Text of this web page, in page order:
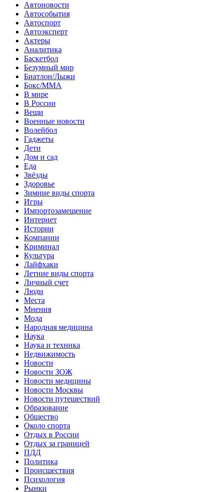
Автоновости
Автособытия
Автоспорт
Автоэксперт
Актеры
Аналитика
Баскетбол
Безумный мир
Биатлон/Лыжи
Бокс/MMA
В мире
В России
Вещи
Военные новости
Волейбол
Гаджеты
Дети
Дом и сад
Еда
Звёзды
Здоровье
Зимние виды спорта
Игры
Импортозамещение
Интернет
Истории
Компании
Криминал
Культура
Лайфхаки
Летние виды спорта
Личный счет
Люди
Места
Мнения
Мода
Народная медицина
Наука
Наука и техника
Недвижимость
Новости
Новости ЗОЖ
Новости медицины
Новости Москвы
Новости путешествий
Образование
Общество
Около спорта
Отдых в России
Отдых за границей
ПДД
Политика
Происшествия
Психология
Рынки